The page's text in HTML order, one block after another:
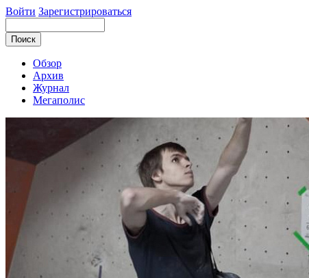
Войти Зарегистрироваться
Обзор
Архив
Журнал
Мегаполис